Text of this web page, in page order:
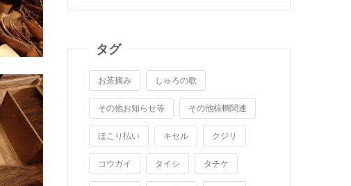
カ
タグ
お茶摘み しゅろの歌
その他お知らせ等 その他棕櫚関連
ほこり払い キセル クジリ
コウガイ タイシ タチケ